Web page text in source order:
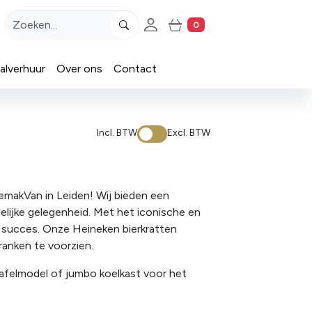
Account
Winkelwagen
0
Over ons Contact
Incl. BTW Excl. BTW
in Leiden! Wij bieden een
gelegenheid. Met het iconische en
Onze Heineken bierkratten
te voorzien.
of jumbo koelkast voor het